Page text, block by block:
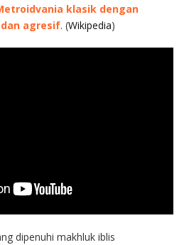
klasik dengan
agresif. (Wikipedia)
dipenuhi makhluk iblis